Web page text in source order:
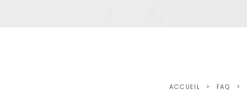
ACCUEIL FAQ